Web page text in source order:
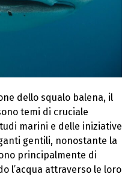
dello squalo balena, il
temi di cruciale
marini e delle iniziative
gentili, nonostante la
principalmente di
l’acqua attraverso le loro